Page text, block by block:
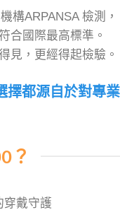
構ARPANSA 檢測，
合國際最高標準。
見，更經得起檢驗。
都源自於對專
？
穿戴守護